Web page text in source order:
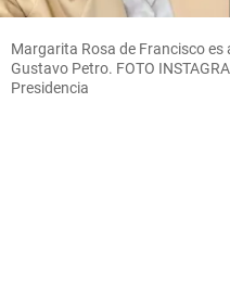
Margarita Rosa de Francisco
Gustavo Petro. FOTO
Presidencia